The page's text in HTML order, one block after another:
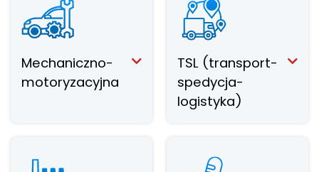
Mechaniczno-
motoryzacyjna
TSL (transport-
spedycja-
logistyka)